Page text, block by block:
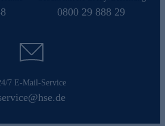
0800 29 888 29
7 E-Mail-Service